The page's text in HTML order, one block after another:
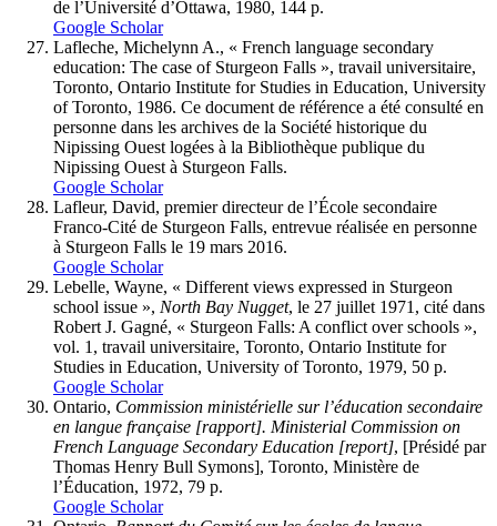
de l’Université d’Ottawa, 1980, 144 p.
Google Scholar
Lafleche, Michelynn A., « French language secondary
education: The case of Sturgeon Falls », travail universitaire,
Toronto, Ontario Institute for Studies in Education, University
of Toronto, 1986. Ce document de référence a été consulté en
personne dans les archives de la Société historique du
Nipissing Ouest logées à la Bibliothèque publique du
Nipissing Ouest à Sturgeon Falls.
Google Scholar
Lafleur, David, premier directeur de l’École secondaire
Franco-Cité de Sturgeon Falls, entrevue réalisée en personne
à Sturgeon Falls le 19 mars 2016.
Google Scholar
Lebelle, Wayne, « Different views expressed in Sturgeon
school issue », North Bay Nugget, le 27 juillet 1971, cité dans
Robert J. Gagné, « Sturgeon Falls: A conflict over schools »,
vol. 1, travail universitaire, Toronto, Ontario Institute for
Studies in Education, University of Toronto, 1979, 50 p.
Google Scholar
Ontario, Commission ministérielle sur l’éducation secondaire
en langue française [rapport]. Ministerial Commission on
French Language Secondary Education [report], [Présidé par
Thomas Henry Bull Symons], Toronto, Ministère de
l’Éducation, 1972, 79 p.
Google Scholar